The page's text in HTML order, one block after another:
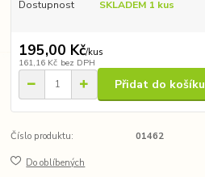
Dostupnost SKLADEM 1 kus
195,00 Kč/kus
161,16 Kč bez DPH
Přidat do košíku
Číslo produktu: 01462
Do oblíbených